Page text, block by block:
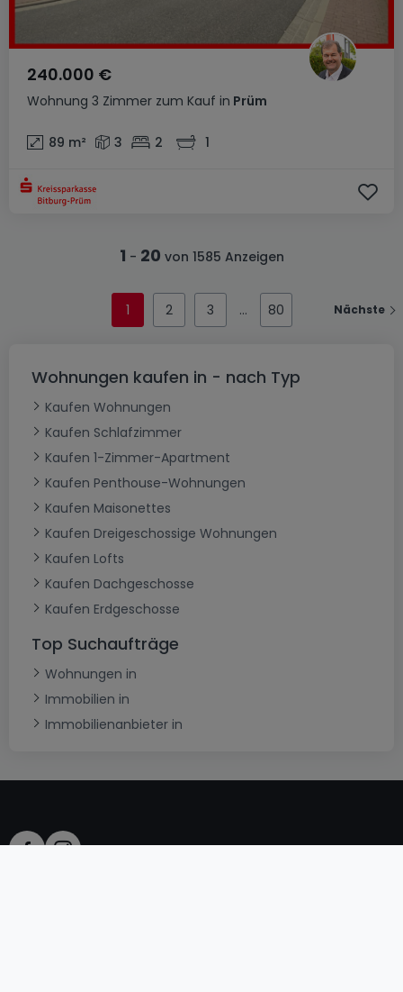
Wohnung 3 Zimmer zum Kauf in Prüm
240.000 €
89 m² 3 2 1
1 - 20 von 1585 Anzeigen
1 2 3 80 Nächste
Wohnungen kaufen in - nach Typ
Kaufen Wohnungen
Kaufen Schlafzimmer
Kaufen 1-Zimmer-Apartment
Kaufen Penthouse-Wohnungen
Kaufen Maisonettes
Kaufen Dreigeschossige Wohnungen
Kaufen Lofts
Kaufen Dachgeschosse
Kaufen Erdgeschosse
Top Suchaufträge
Wohnungen in
Immobilien in
Immobilienanbieter in